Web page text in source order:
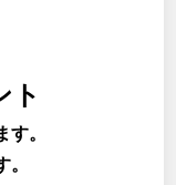
ト
。